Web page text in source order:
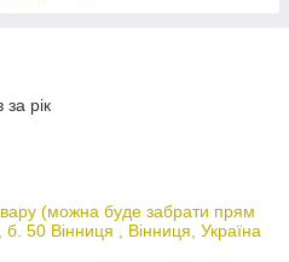
за рік
(можна буде забрати прям
б. 50 Вінниця , Вінниця, Україна